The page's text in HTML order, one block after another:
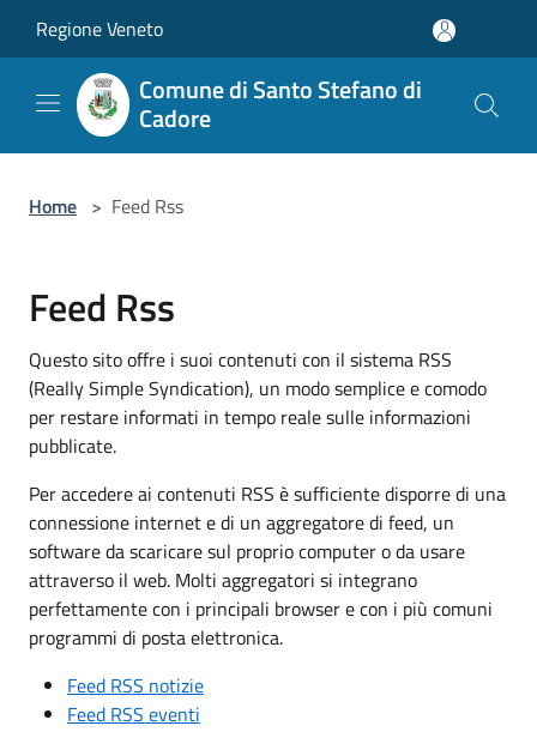
Regione Veneto
Comune di Santo Stefano di
Cadore
Home > Feed Rss
Feed Rss
Questo sito offre i suoi contenuti con il sistema RSS
(Really Simple Syndication), un modo semplice e comodo
per restare informati in tempo reale sulle informazioni
pubblicate.
Per accedere ai contenuti RSS è sufficiente disporre di una
connessione internet e di un aggregatore di feed, un
software da scaricare sul proprio computer o da usare
attraverso il web. Molti aggregatori si integrano
perfettamente con i principali browser e con i più comuni
programmi di posta elettronica.
Feed RSS notizie
Feed RSS eventi